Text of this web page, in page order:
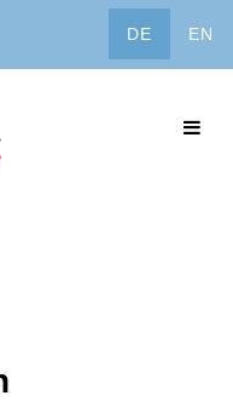
DE EN